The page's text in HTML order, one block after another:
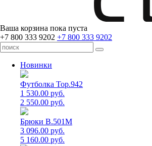
Ваша корзина пока пуста
+7 800 333 9202 +7 800 333 9202
Новинки
Футболка Top.942
1 530.00 руб.
2 550.00 руб.
Брюки B.501M
3 096.00 руб.
5 160.00 руб.